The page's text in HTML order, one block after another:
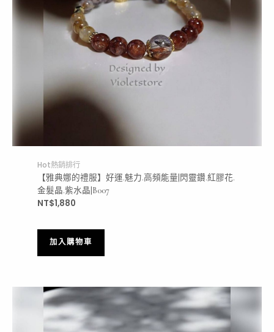
Hot熱銷排行
【雅典娜的禮服】好運.魅力.高頻能量|閃靈鑽.紅膠花.
金髮晶.紫水晶|B007
NT$1,880
加入購物車